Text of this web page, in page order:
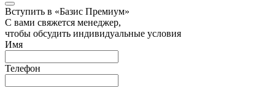
Вступить в «Базис Премиум»
С вами свяжется менеджер,
чтобы обсудить индивидуальные условия
Имя
Телефон